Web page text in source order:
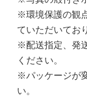
※環境保護の観
ていただいてお
※配送指定、発
ください。
※パッケージが
い。